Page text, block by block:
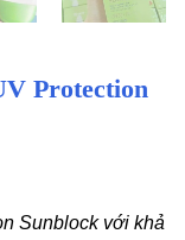
Protection
Sunblock với khả